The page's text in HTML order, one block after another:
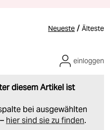
Neueste / Älteste
diesem Artikel ist
bei ausgewählten
hier sind sie zu finden.
einloggen